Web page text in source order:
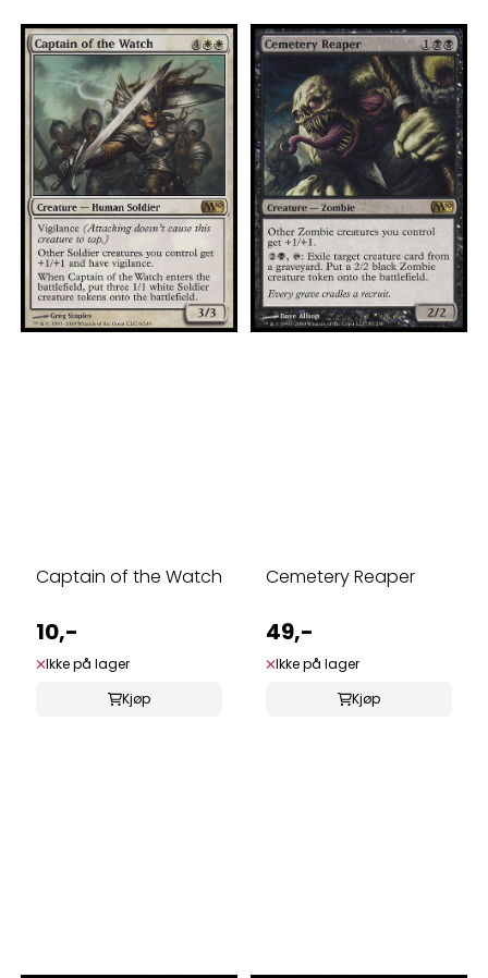
Captain of the Watch
10,-
Ikke på lager
Kjøp
Cemetery Reaper
49,-
Ikke på lager
Kjøp